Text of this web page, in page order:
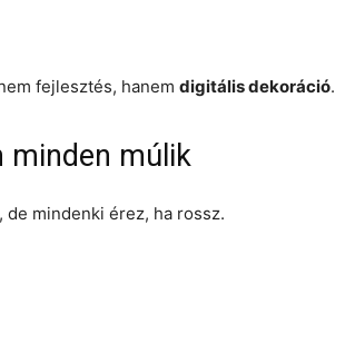
fejlesztés, hanem digitális dekoráció.
minden múlik
de mindenki érez, ha rossz.